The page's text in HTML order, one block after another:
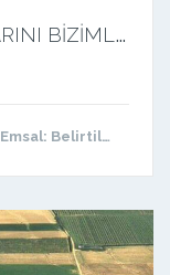
G
ELECEĞE YATIRIM FIRSATLARINI BİZİMLE TAKİP EDİNİZ…
Emsal: Belirtilmemiş